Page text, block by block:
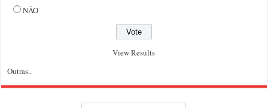
NÃO
View Results
Outras..